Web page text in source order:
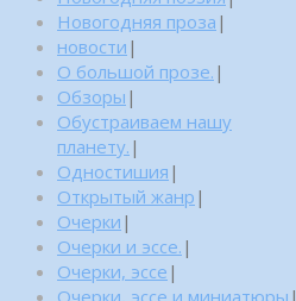
Новогодняя проза |
новости |
О большой прозе. |
Обзоры |
Обустраиваем нашу
планету. |
Одностишия |
Открытый жанр |
Очерки |
Очерки и эссе. |
Очерки, эссе |
Очерки, эссе и миниатюры |